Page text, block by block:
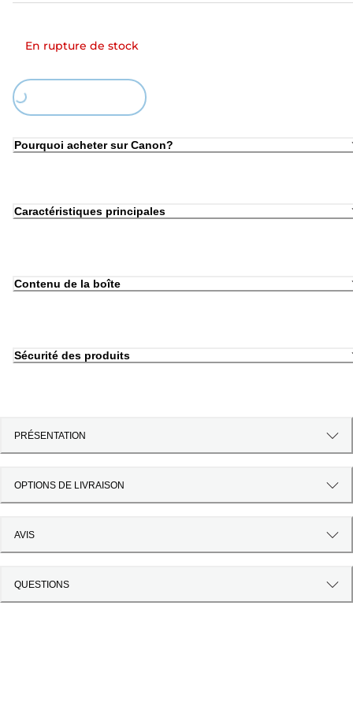
En rupture de stock
Loading...
Pourquoi acheter sur Canon?
Caractéristiques principales
Contenu de la boîte
Sécurité des produits
PRÉSENTATION
OPTIONS DE LIVRAISON
AVIS
QUESTIONS